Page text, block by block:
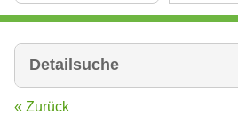
Detailsuche
« Zurück